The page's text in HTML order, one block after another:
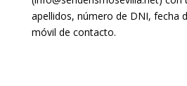
apellidos, número de DNI, fecha
móvil de contacto.